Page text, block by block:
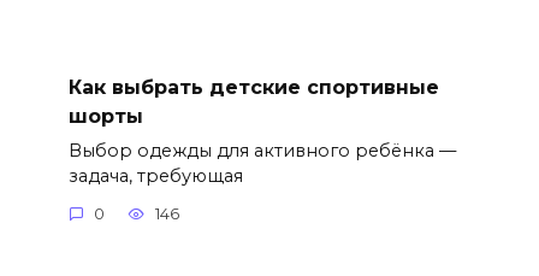
Как выбрать детские спортивные
шорты
Выбор одежды для активного ребёнка —
задача, требующая
0 146